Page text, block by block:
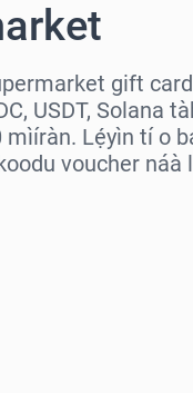
gift
USDT, Solana
mìíràn. Lẹ́yìn tí o
voucher náà